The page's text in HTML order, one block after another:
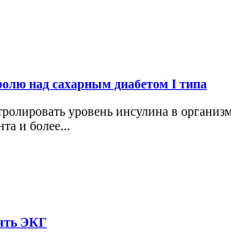
над сахарным диабетом I типа
уровень инсулина в
и более...
ЭКГ